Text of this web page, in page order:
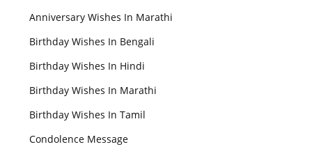
Anniversary Wishes In Marathi
Birthday Wishes In Bengali
Birthday Wishes In Hindi
Birthday Wishes In Marathi
Birthday Wishes In Tamil
Condolence Message